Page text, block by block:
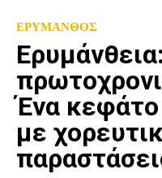
ΕΡΥΜΑΝΘΟΣ
Ένα
με